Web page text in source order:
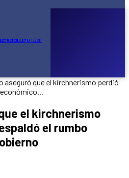
privada
aseguró que el kirchnerismo perdió
el kirchnerismo
el rumbo